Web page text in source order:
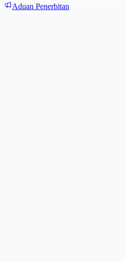
Aduan Penerbitan